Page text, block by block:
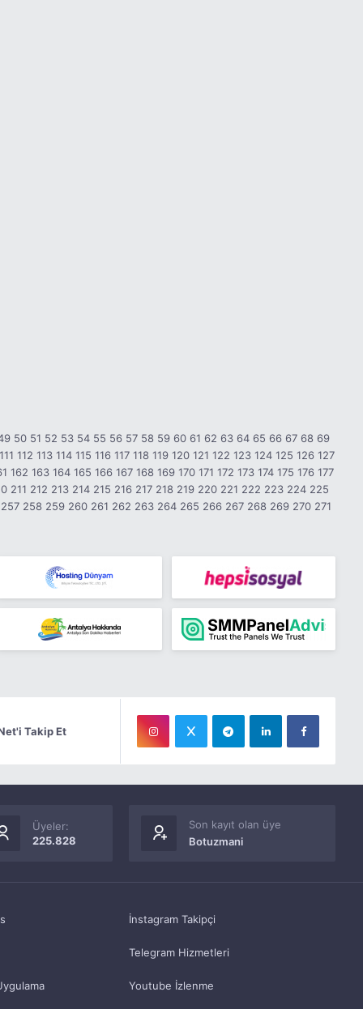
50 51 52 53 54 55 56 57 58 59 60 61 62 63 64 65 66 67 68 69
111 112 113 114 115 116 117 118 119 120 121 122 123 124 125 126 127
162 163 164 165 166 167 168 169 170 171 172 173 174 175 176 177
211 212 213 214 215 216 217 218 219 220 221 222 223 224 225
257 258 259 260 261 262 263 264 265 266 267 268 269 270 271
Takip Et
Üyeler:
225.828
Son kayıt olan üye
Botuzmani
İnstagram Takipçi
Telegram Hizmetleri
Youtube İzlenme